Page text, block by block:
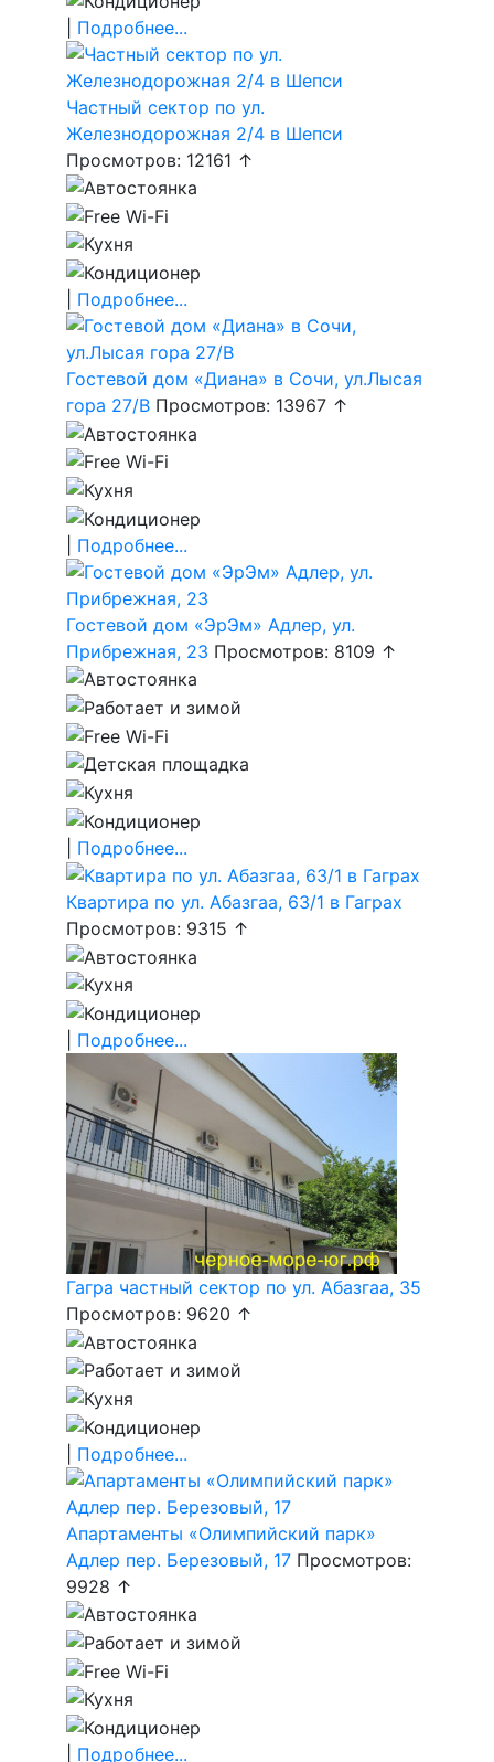
Подробнее...
Частный сектор по ул.
Железнодорожная 2/4 в Шепси
Просмотров: 12161 ↑
Подробнее...
Гостевой дом «Диана» в Сочи, ул.Лысая
гора 27/В Просмотров: 13967 ↑
Подробнее...
Гостевой дом «ЭрЭм» Адлер, ул.
Прибрежная, 23 Просмотров: 8109 ↑
Подробнее...
Квартира по ул. Абазгаа, 63/1 в Гаграх
Просмотров: 9315 ↑
Подробнее...
Гагра частный сектор по ул. Абазгаа, 35
Просмотров: 9620 ↑
Подробнее...
Апартаменты «Олимпийский парк»
Адлер пер. Березовый, 17 Просмотров:
9928 ↑
Подробнее...